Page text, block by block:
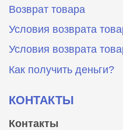
Возврат товара
Условия возврата
Условия возврата
Как получить деньги?
КОНТАКТЫ
Контакты